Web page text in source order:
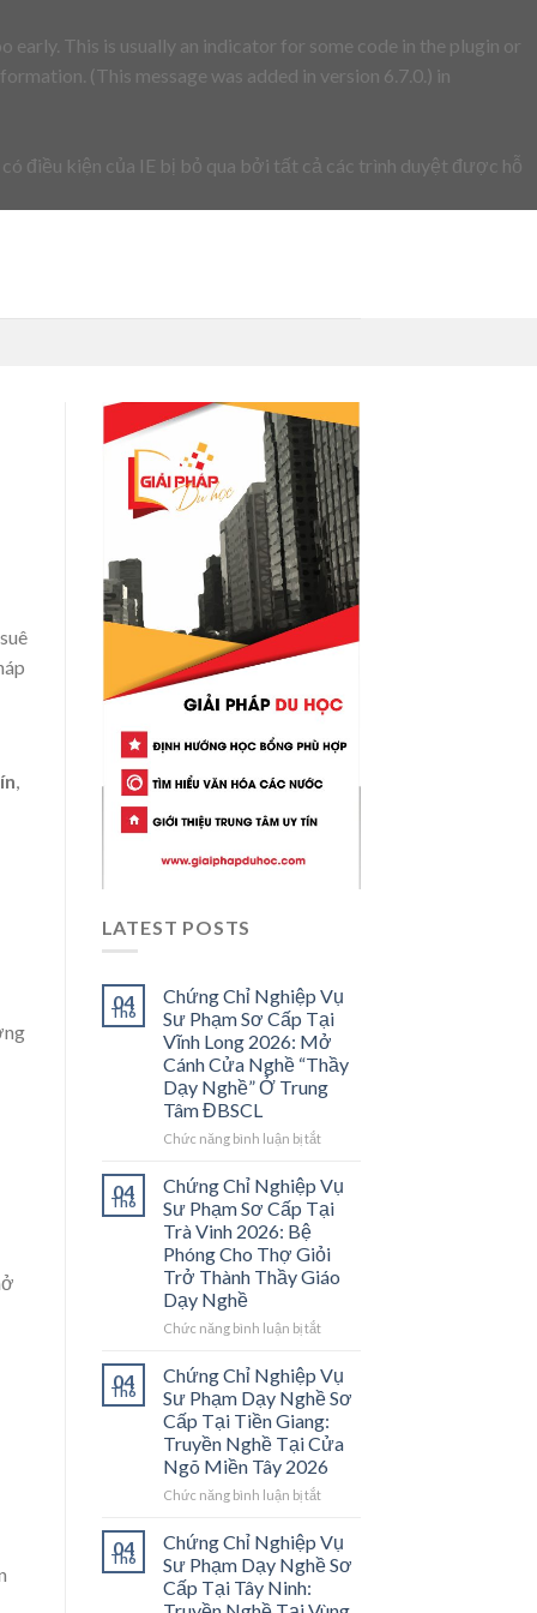
early. This is usually an indicator for some code in the plugin or
(This message was added in version 6.7.0.) in
điều kiện của IE bị bỏ qua bởi tất cả các trình duyệt được hỗ
,
LATEST POSTS
04
Th6
Chứng Chỉ Nghiệp Vụ
Sư Phạm Sơ Cấp Tại
Vĩnh Long 2026: Mở
Cánh Cửa Nghề “Thầy
Dạy Nghề” Ở Trung
Tâm ĐBSCL
Chức năng bình luận bị tắtở
Chỉ
Nghiệp
Vụ
Phạm
Sơ
2026:
Mở
Cánh
Cửa
Nghề
Dạy
Ở
Trung
ĐBSCL
04
Th6
Chứng Chỉ Nghiệp Vụ
Sư Phạm Sơ Cấp Tại
Trà Vinh 2026: Bệ
Phóng Cho Thợ Giỏi
Trở Thành Thầy Giáo
Dạy Nghề
Chức năng bình luận bị tắtở
Chỉ
Nghiệp
Vụ
Sư
Phạm
Sơ
Cấp
Vinh
2026:
04
Th6
Chứng Chỉ Nghiệp Vụ
Sư Phạm Dạy Nghề Sơ
Cấp Tại Tiền Giang:
Truyền Nghề Tại Cửa
Ngõ Miền Tây 2026
Chức năng bình luận bị tắtở
Chỉ
Nghiệp
Vụ
04
Th6
Chứng Chỉ Nghiệp Vụ
Sư Phạm Dạy Nghề Sơ
Cấp Tại Tây Ninh: